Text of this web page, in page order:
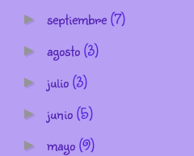
► septiembre(7)
► agosto(3)
► julio(3)
► junio(5)
► mayo(9)